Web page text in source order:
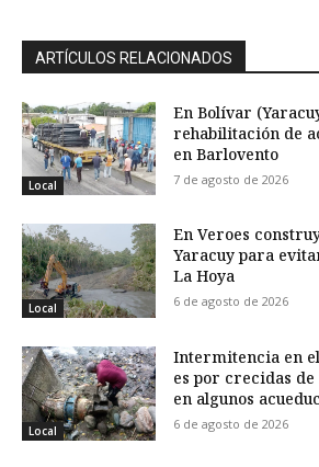
ARTÍCULOS RELACIONADOS
Local
En Bolívar
rehabilitación de
en Barlovento
7 de agosto de 2026
Local
En Veroes
Yaracuy para
La Hoya
6 de agosto de 2026
Local
Intermitencia en
es por crecidas
en algunos
6 de agosto de 2026